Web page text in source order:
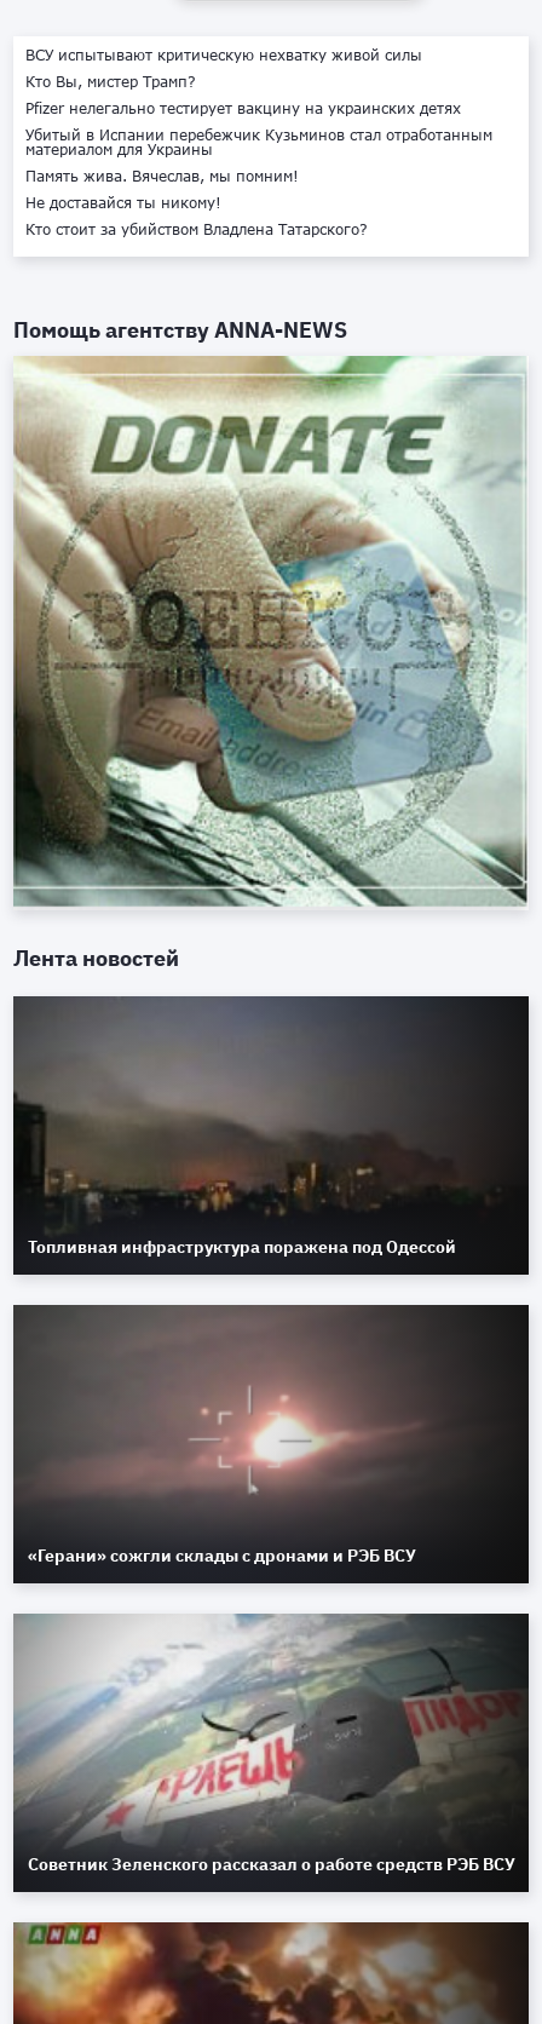
ВСУ испытывают критическую нехватку живой силы
Кто Вы, мистер Трамп?
Pfizer нелегально тестирует вакцину на украинских детях
Убитый в Испании перебежчик Кузьминов стал отработанным
материалом для Украины
Память жива. Вячеслав, мы помним!
Не доставайся ты никому!
Кто стоит за убийством Владлена Татарского?
Помощь агентствуANNA-NEWS
Лента новостей
Топливная инфраструктура поражена под Одессой
«Герани» сожгли склады с дронами и РЭБ ВСУ
Советник Зеленского рассказал о работе средств РЭБ ВСУ